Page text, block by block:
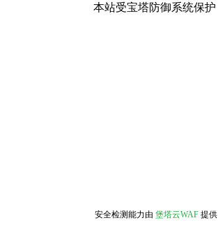
本站受宝塔防御系统保护
安全检测能力由 堡塔云WAF 提供